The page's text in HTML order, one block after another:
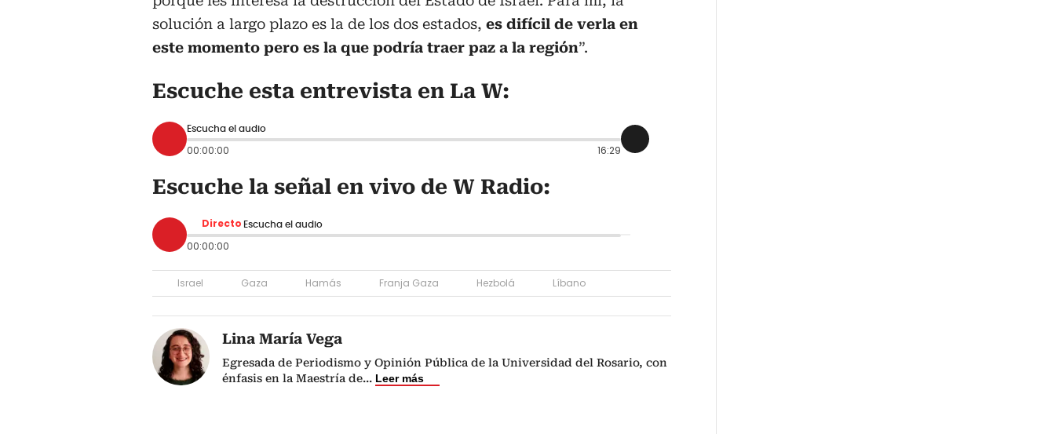
solución a largo plazo es la de los dos estados, es difícil de verla en
este momento pero es la que podría traer paz a la región”.
Escuche esta entrevista en La W:
Escucha el audio
00:00:00 16:29
Escuche la señal en vivo de W Radio:
Directo Escucha el audio
00:00:00
Israel Gaza Hamás Franja Gaza Hezbolá Líbano
Lina María Vega
Egresada de Periodismo y Opinión Pública de la Universidad del Rosario, con
énfasis en la Maestría de... Leer más